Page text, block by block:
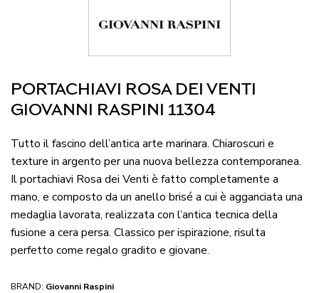
PORTACHIAVI ROSA DEI VENTI
GIOVANNI RASPINI 11304
Tutto il fascino dell’antica arte marinara. Chiaroscuri e
texture in argento per una nuova bellezza contemporanea.
Il portachiavi Rosa dei Venti è fatto completamente a
mano, e composto da un anello brisé a cui è agganciata una
medaglia lavorata, realizzata con l’antica tecnica della
fusione a cera persa. Classico per ispirazione, risulta
perfetto come regalo gradito e giovane.
BRAND: Giovanni Raspini